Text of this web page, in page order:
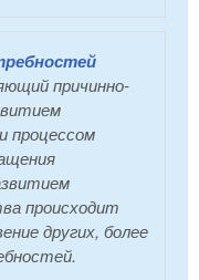
причинно-
процессом
происходит
других, более